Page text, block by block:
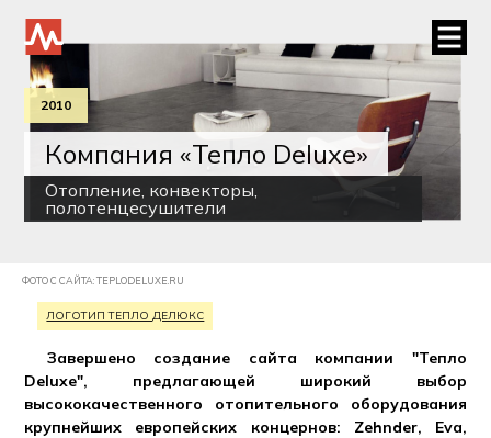
2010
Компания «Тепло Deluxe»
Отопление, конвекторы,
полотенцесушители
ФОТО С САЙТА: TEPLODELUXE.RU
ЛОГОТИП ТЕПЛО ДЕЛЮКС
Завершено создание сайта компании "Тепло
Deluxe", предлагающей широкий выбор
высококачественного отопительного оборудования
крупнейших европейских концернов: Zehnder, Eva,